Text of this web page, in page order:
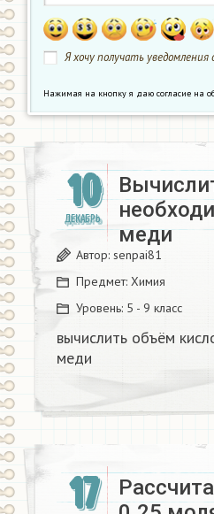
Я хочу получать
Нажимая на кнопку я даю согласие на
10
ДЕКАБРЬ
меди
Автор: senpai81
Предмет: Химия
Уровень: 5 - 9 класс
вычислить объём
меди
17